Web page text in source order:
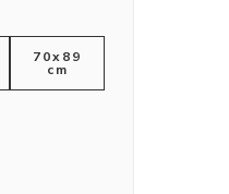
70x89
cm